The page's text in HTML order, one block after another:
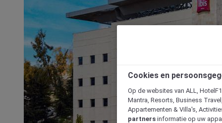
Cookies en
Op de websites van ALL,
Mantra, Resorts, Business
Appartementen & Villa's,
partners informatie op uw